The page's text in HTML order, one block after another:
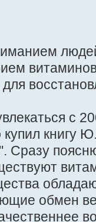
с
купил книгу
Сразу
обмен